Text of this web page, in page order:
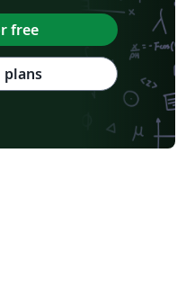
free
plans